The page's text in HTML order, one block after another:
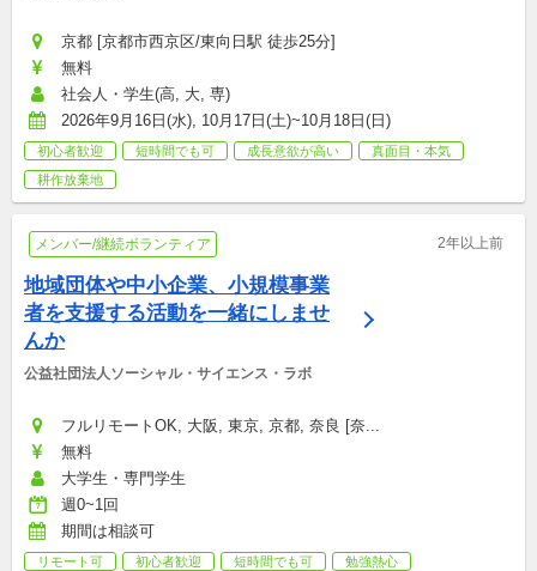
京都 [京都市西京区/東向日駅 徒歩25分]
無料
社会人・学生(高, 大, 専)
2026年9月16日(水), 10月17日(土)~10月18日(日)
初心者歓迎 短時間でも可 成長意欲が高い
真面目・本気
耕作放棄地
メンバー/継続ボランティア 2年以上前
地域団体や中小企業、小規模事業
者を支援する活動を一緒にしませ
んか
公益社団法人ソーシャル・サイエンス・ラボ
フルリモートOK, 大阪, 東京, 京都, 奈良 [奈...
無料
大学生・専門学生
週0~1回
期間は相談可
リモート可 初心者歓迎 短時間でも可
勉強熱心